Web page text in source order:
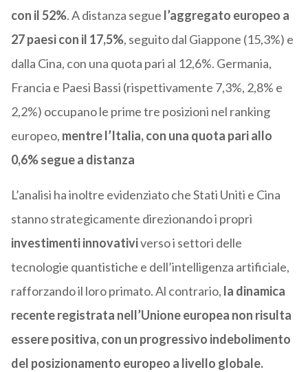
con il 52%. A distanza segue l’aggregato europeo a
27 paesi con il 17,5%, seguito dal Giappone (15,3%) e
dalla Cina, con una quota pari al 12,6%. Germania,
Francia e Paesi Bassi (rispettivamente 7,3%, 2,8% e
2,2%) occupano le prime tre posizioni nel ranking
europeo, mentre l’Italia, con una quota pari allo
0,6% segue a distanza
L’analisi ha inoltre evidenziato che Stati Uniti e Cina
stanno strategicamente direzionando i propri
investimenti innovativiverso i settori delle
tecnologie quantistiche e dell’intelligenza artificiale,
rafforzando il loro primato. Al contrario, la dinamica
recente registrata nell’Unione europea non risulta
essere positiva, con un progressivo indebolimento
del posizionamento europeo a livello globale.